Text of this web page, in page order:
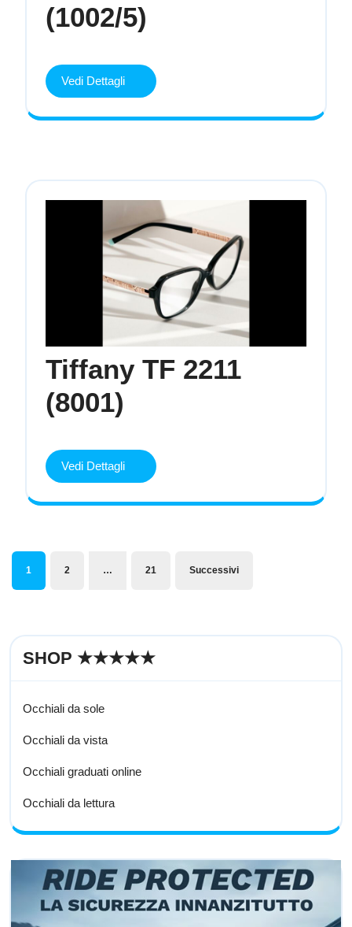
(1002/5)
2245
(1002/5)
Vedi Dettagli
Vedi
Dettagli
Tiffany TF 2211
(8001)
2211
(8001)
Vedi Dettagli
Vedi
Dettagli
Paginazione
articoli
1 2 … 21 Successivi
SHOP ★★★★★
Occhiali da sole
Occhiali da vista
Occhiali graduati online
Occhiali da lettura